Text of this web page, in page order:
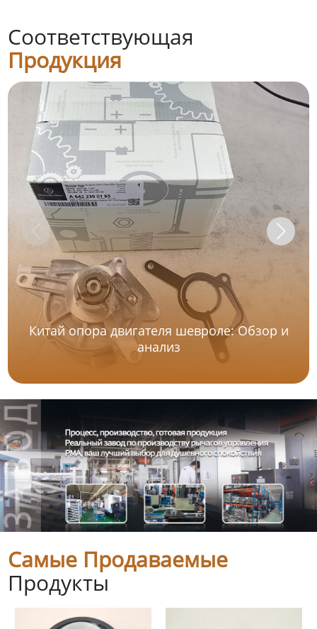
Соответствующая
Продукция
Китай опора двигателя шевроле: Обзор и
анализ
Самые Продаваемые
Продукты